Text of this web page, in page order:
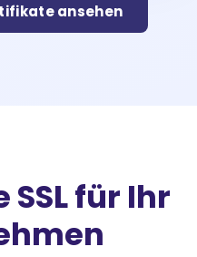
ansehen
für Ihr